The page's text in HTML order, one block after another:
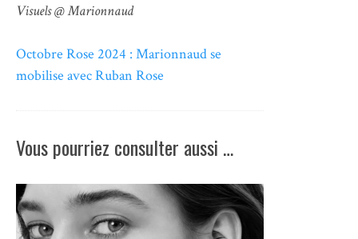
Visuels @ Marionnaud
Octobre Rose 2024 : Marionnaud se
mobilise avec Ruban Rose
Vous pourriez consulter aussi …